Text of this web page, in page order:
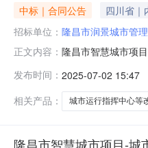
中标｜合同公告 四川省｜
招标单位： 隆昌市润景城市管
正文内容： 隆昌市智慧城市项
江市隆昌市金鹅街
同价（其他价
发布时间： 2025-07-02 15:47
相关产品：
城市运行指挥中心等
隆昌市智慧城市项目-城